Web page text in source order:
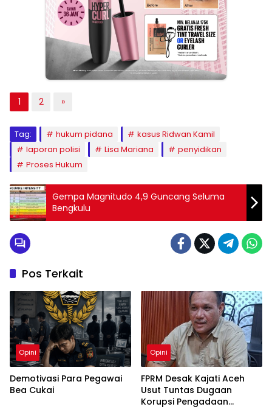
1 2 »
Tag: hukum pidana
kasus Ridwan Kamil
laporan polisi
Lisa Mariana
penyidikan
Proses Hukum
Gempa Magnitudo 4,9 Guncang Seluma
Bengkulu
Pos Terkait
Opini
Demotivasi Para Pegawai
Bea Cukai
Opini
FPRM Desak Kajati Aceh
Usut Tuntas Dugaan
Korupsi Pengadaan